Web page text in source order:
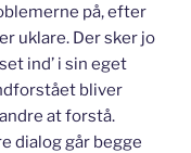
på, efter
uklare. Der sker jo
ind’ i sin eget
bliver
at forstå.
dialog går begge